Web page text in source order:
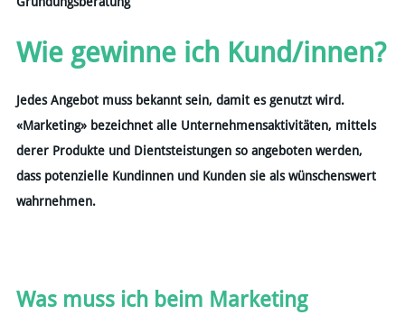
Wie gewinne ich Kund/innen?
Jedes Angebot muss bekannt sein, damit es genutzt wird.
«Marketing» bezeichnet alle Unternehmensaktivitäten, mittels
derer Produkte und Dientsteistungen so angeboten werden,
dass potenzielle Kundinnen und Kunden sie als wünschenswert
wahrnehmen.
Was muss ich beim Marketing